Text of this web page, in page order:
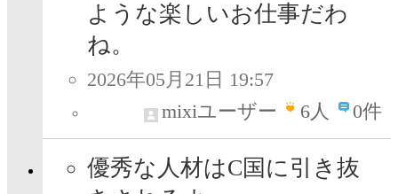
ような楽しいお仕事だわ
ね。
2026年05月21日 19:57
mixiユーザー
6人 0件
優秀な人材はC国に引き抜